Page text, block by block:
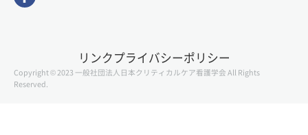
Copyright © 2023 一般社団法人日本クリティカルケア看護学会 All Rights
Reserved.
リンクプライバシーポリシー